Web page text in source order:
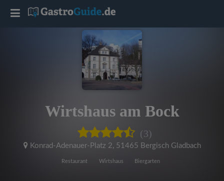
Wirtshaus am Bock
(3)
Konrad-Adenauer-Platz 2, 51465 Bergisch Gladbach
Restaurant Wirtshaus Biergarten
T